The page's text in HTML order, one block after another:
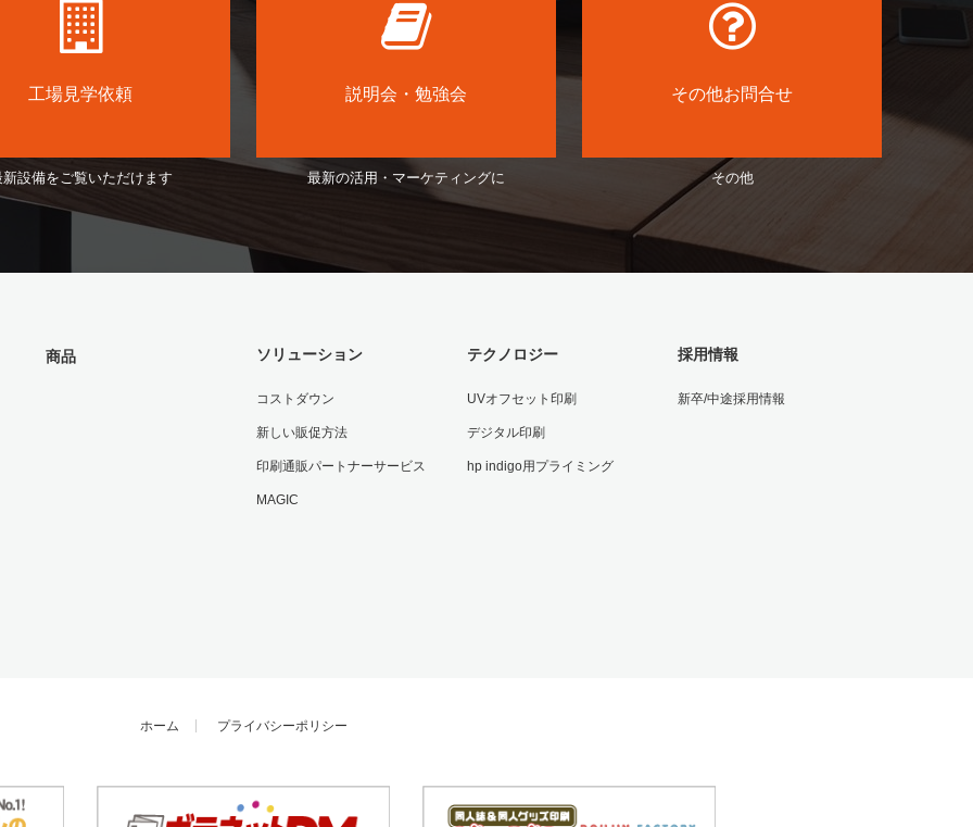
工場見学依頼
新設備をご覧いただけます
説明会・勉強会
最新の活用・マーケティングに
その他お問合せ
その他
商品 ソリューション
コストダウン
新しい販促方法
印刷通販パートナーサービス
MAGIC
テクノロジー
UVオフセット印刷
デジタル印刷
hp indigo用プライミング
採用情報
新卒/中途採用情報
ホーム プライバシーポリシー